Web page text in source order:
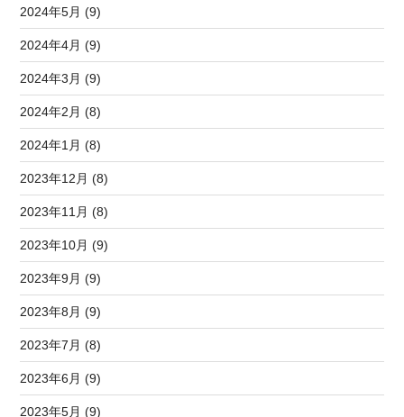
2024年5月 (9)
2024年4月 (9)
2024年3月 (9)
2024年2月 (8)
2024年1月 (8)
2023年12月 (8)
2023年11月 (8)
2023年10月 (9)
2023年9月 (9)
2023年8月 (9)
2023年7月 (8)
2023年6月 (9)
2023年5月 (9)